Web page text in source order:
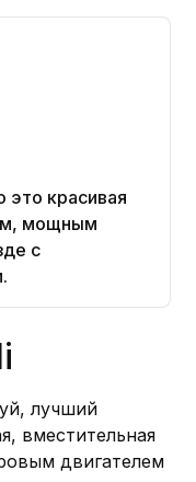
это красивая
мощным
с
лучший
вместительная
двигателем